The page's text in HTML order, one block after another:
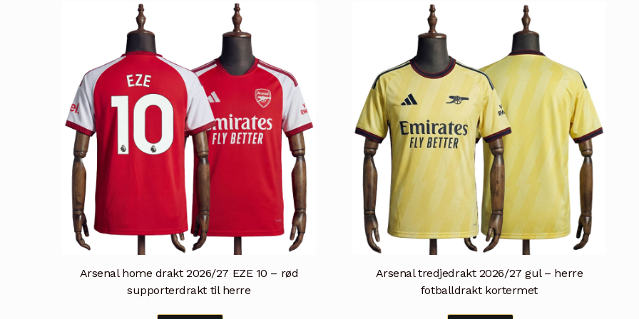
varianter.
Alternativene
kan
velges
på
produktsiden
varianter.
Alternativene
kan
velges
på
produktsiden
Arsenal home drakt 2026/27 EZE 10 – rød
supporterdrakt til herre
Arsenal tredjedrakt 2026/27 gul – herre
fotballdrakt kortermet